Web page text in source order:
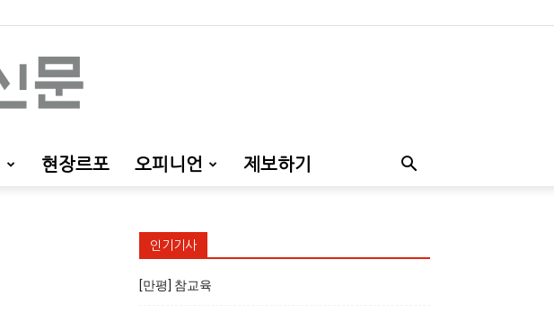
현장르포 오피니언 제보하기
인기기사
[만평] 참교육